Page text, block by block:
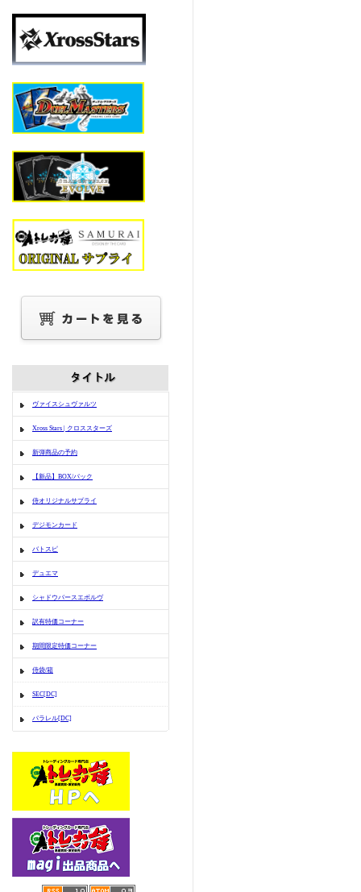
ヴァイスシュヴァルツ
Xross Stars | クロススターズ
新弾商品の予約
【新品】BOX/パック
侍オリジナルサプライ
デジモンカード
バトスピ
デュエマ
シャドウバースエボルヴ
訳有特価コーナー
期間限定特価コーナー
侍袋/箱
SEC[DC]
パラレル[DC]